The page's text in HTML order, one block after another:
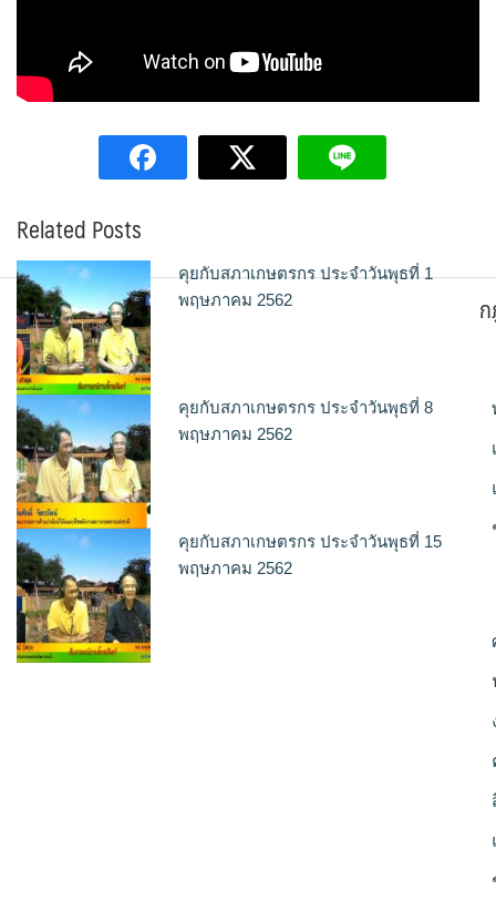
Related Posts
คุยกับสภาเกษตรกร ประจำวันพุธที่ 1
พฤษภาคม 2562
คุยกับสภาเกษตรกร ประจำวันพุธที่ 8
พฤษภาคม 2562
คุยกับสภาเกษตรกร ประจำวันพุธที่ 15
พฤษภาคม 2562